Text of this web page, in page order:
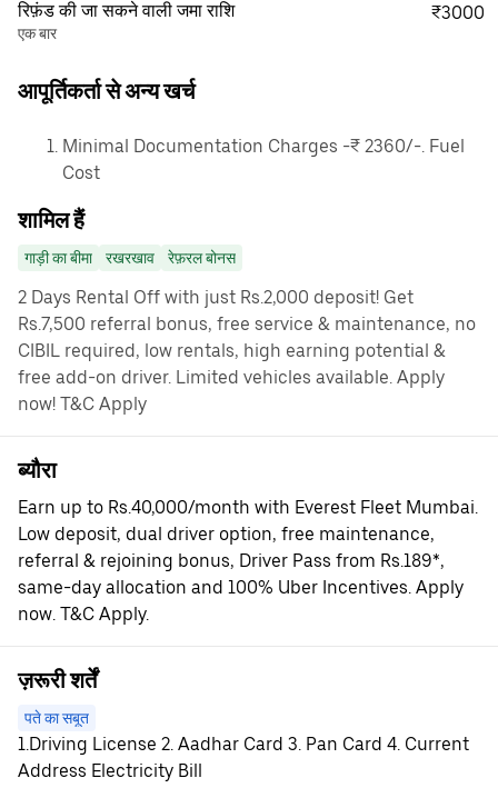
रिफ़ंड की जा सकने वाली जमा राशि
एक बार
₹3000
आपूर्तिकर्ता से अन्य खर्च
Minimal Documentation Charges -₹ 2360/-. Fuel
Cost
शामिल हैं
गाड़ी का बीमा रखरखाव रेफ़रल बोनस
2 Days Rental Off with just Rs.2,000 deposit! Get
Rs.7,500 referral bonus, free service & maintenance, no
CIBIL required, low rentals, high earning potential &
free add-on driver. Limited vehicles available. Apply
now! T&C Apply
ब्यौरा
Earn up to Rs.40,000/month with Everest Fleet Mumbai.
Low deposit, dual driver option, free maintenance,
referral & rejoining bonus, Driver Pass from Rs.189*,
same-day allocation and 100% Uber Incentives. Apply
now. T&C Apply.
ज़रूरी शर्तें
पते का सबूत
1.Driving License 2. Aadhar Card 3. Pan Card 4. Current
Address Electricity Bill